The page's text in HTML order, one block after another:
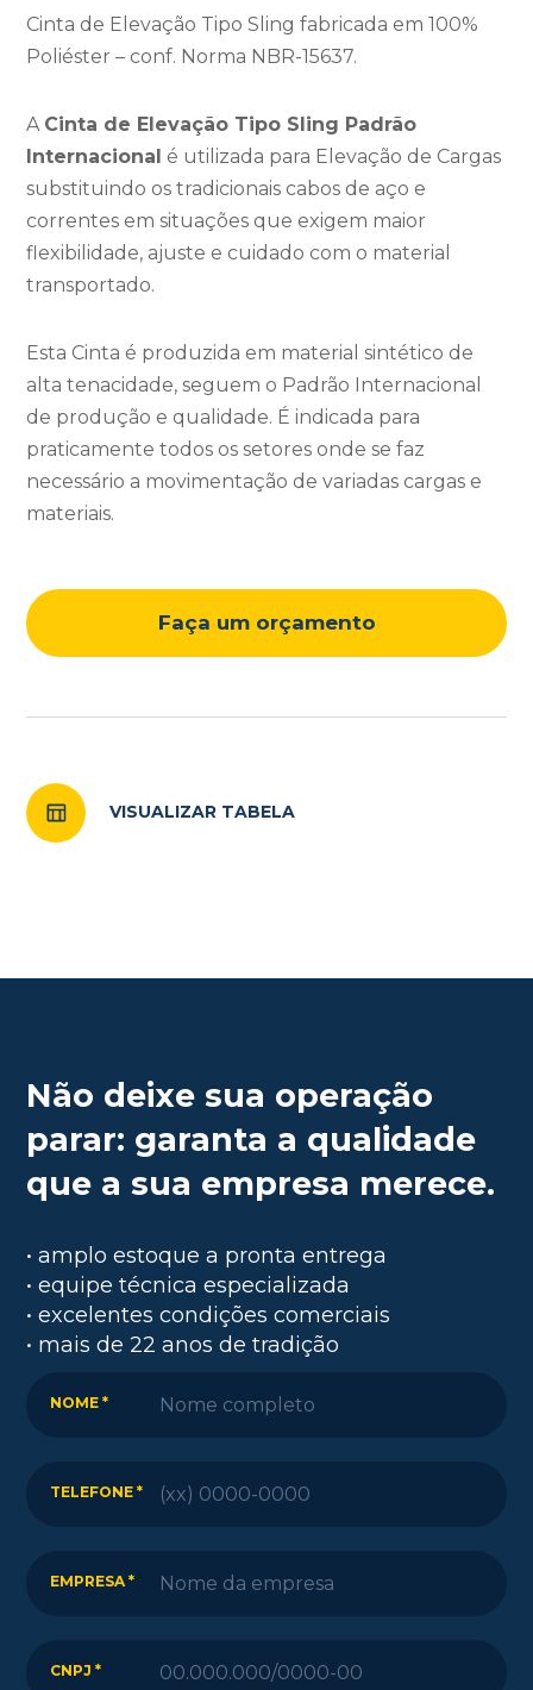
Cinta de Elevação Tipo Sling fabricada em 100%
Poliéster – conf. Norma NBR-15637.
A Cinta de Elevação Tipo Sling Padrão
Internacional é utilizada para Elevação de Cargas
substituindo os tradicionais cabos de aço e
correntes em situações que exigem maior
flexibilidade, ajuste e cuidado com o material
transportado.
Esta Cinta é produzida em material sintético de
alta tenacidade, seguem o Padrão Internacional
de produção e qualidade. É indicada para
praticamente todos os setores onde se faz
necessário a movimentação de variadas cargas e
materiais.
Faça um orçamento
VISUALIZAR TABELA
Não deixe sua operação
parar: garanta a qualidade
que a sua empresa merece.
• amplo estoque a pronta entrega
• equipe técnica especializada
• excelentes condições comerciais
• mais de 22 anos de tradição
NOME *
TELEFONE *
EMPRESA *
CNPJ *